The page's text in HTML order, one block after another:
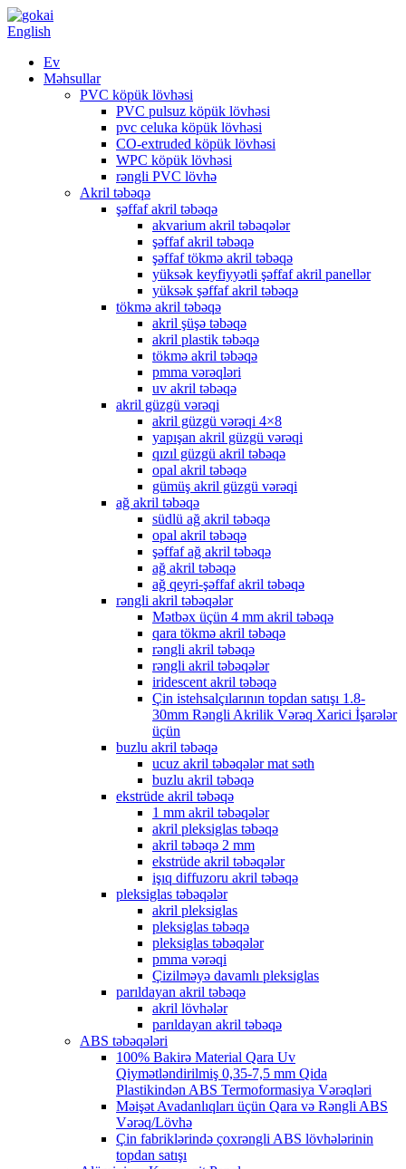
English
Ev
Məhsullar
PVC köpük lövhəsi
PVC pulsuz köpük lövhəsi
pvc celuka köpük lövhəsi
CO-extruded köpük lövhəsi
WPC köpük lövhəsi
rəngli PVC lövhə
Akril təbəqə
şəffaf akril təbəqə
akvarium akril təbəqələr
şəffaf akril təbəqə
şəffaf tökmə akril təbəqə
yüksək keyfiyyətli şəffaf akril panellər
yüksək şəffaf akril təbəqə
tökmə akril təbəqə
akril şüşə təbəqə
akril plastik təbəqə
tökmə akril təbəqə
pmma vərəqləri
uv akril təbəqə
akril güzgü vərəqi
akril güzgü vərəqi 4×8
yapışan akril güzgü vərəqi
qızıl güzgü akril təbəqə
opal akril təbəqə
gümüş akril güzgü vərəqi
ağ akril təbəqə
südlü ağ akril təbəqə
opal akril təbəqə
şəffaf ağ akril təbəqə
ağ akril təbəqə
ağ qeyri-şəffaf akril təbəqə
rəngli akril təbəqələr
Mətbəx üçün 4 mm akril təbəqə
qara tökmə akril təbəqə
rəngli akril təbəqə
rəngli akril təbəqələr
iridescent akril təbəqə
Çin istehsalçılarının topdan satışı 1.8-
30mm Rəngli Akrilik Vərəq Xarici İşarələr
üçün
buzlu akril təbəqə
ucuz akril təbəqələr mat səth
buzlu akril təbəqə
ekstrüde akril təbəqə
1 mm akril təbəqələr
akril pleksiglas təbəqə
akril təbəqə 2 mm
ekstrüde akril təbəqələr
işıq diffuzoru akril təbəqə
pleksiglas təbəqələr
akril pleksiglas
pleksiglas təbəqə
pleksiglas təbəqələr
pmma vərəqi
Çizilməyə davamlı pleksiglas
parıldayan akril təbəqə
akril lövhələr
parıldayan akril təbəqə
ABS təbəqələri
100% Bakirə Material Qara Uv
Qiymətləndirilmiş 0,35-7,5 mm Qida
Plastikindən ABS Termoformasiya Vərəqləri
Məişət Avadanlıqları üçün Qara və Rəngli ABS
Vərəq/Lövhə
Çin fabriklərində çoxrəngli ABS lövhələrinin
topdan satışı